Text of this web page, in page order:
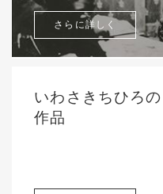
さらに詳しく
いわさきちひろの
作品